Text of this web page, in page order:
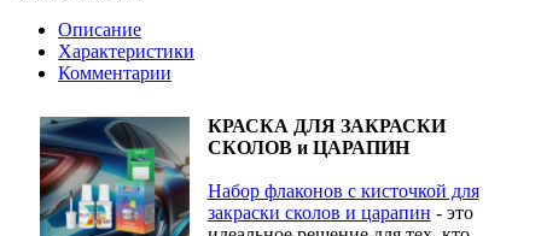
Описание
Характеристики
Комментарии
КРАСКА ДЛЯ ЗАКРАСКИ
СКОЛОВ и ЦАРАПИН
Набор флаконов с кисточкой для
закраски сколов и царапин - это